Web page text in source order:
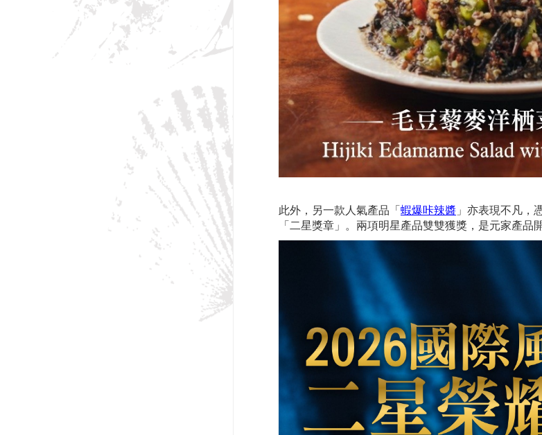
此外，另一款人氣產品「 蝦爆咔辣醬 」亦表現不凡，
「二星獎章」。兩項明星產品雙雙獲獎，是元家產品